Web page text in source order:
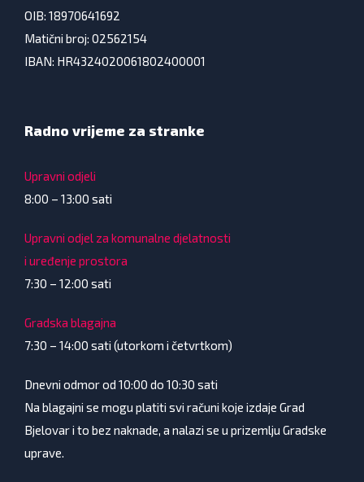
OIB: 18970641692
Matični broj: 02562154
IBAN: HR4324020061802400001
Radno vrijeme za stranke
Upravni odjeli
8:00 – 13:00 sati
Upravni odjel za komunalne djelatnosti
i uređenje prostora
7:30 – 12:00 sati
Gradska blagajna
7:30 – 14:00 sati (utorkom i četvrtkom)
Dnevni odmor od 10:00 do 10:30 sati
Na blagajni se mogu platiti svi računi koje izdaje Grad
Bjelovar i to bez naknade, a nalazi se u prizemlju Gradske
uprave.